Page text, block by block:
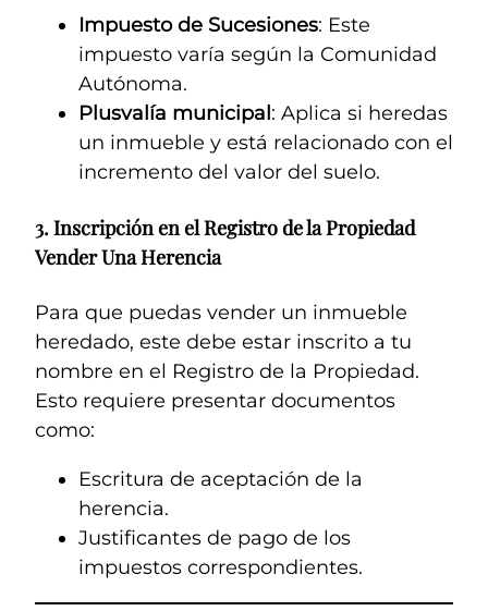
Impuesto de Sucesiones: Este
impuesto varía según la Comunidad
Autónoma.
Plusvalía municipal : Aplica si heredas
un inmueble y está relacionado con el
incremento del valor del suelo.
3.Inscripción en el Registro de la Propiedad
Vender Una Herencia
Para que puedas vender un inmueble
heredado, este debe estar inscrito a tu
nombre en el Registro de la Propiedad.
Esto requiere presentar documentos
como:
Escritura de aceptación de la
herencia.
Justificantes de pago de los
impuestos correspondientes.